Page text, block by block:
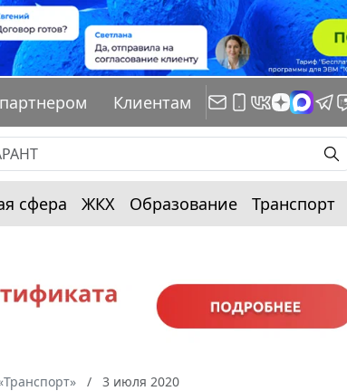
Клиентам
сфера ЖКХ Образование Транспорт
3 июля 2020